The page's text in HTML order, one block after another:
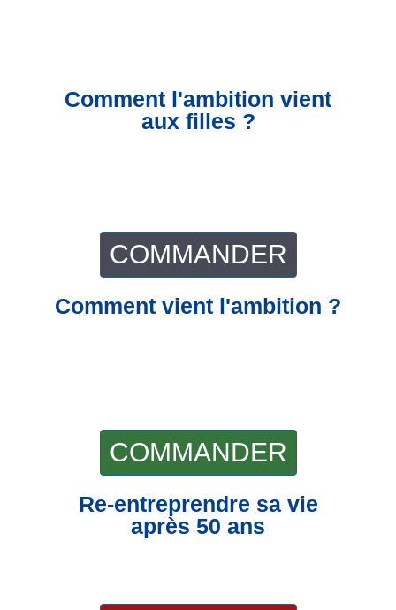
Comment l'ambition vient
aux filles ?
COMMANDER
Comment vient l'ambition ?
COMMANDER
Re-entreprendre sa vie
après 50 ans